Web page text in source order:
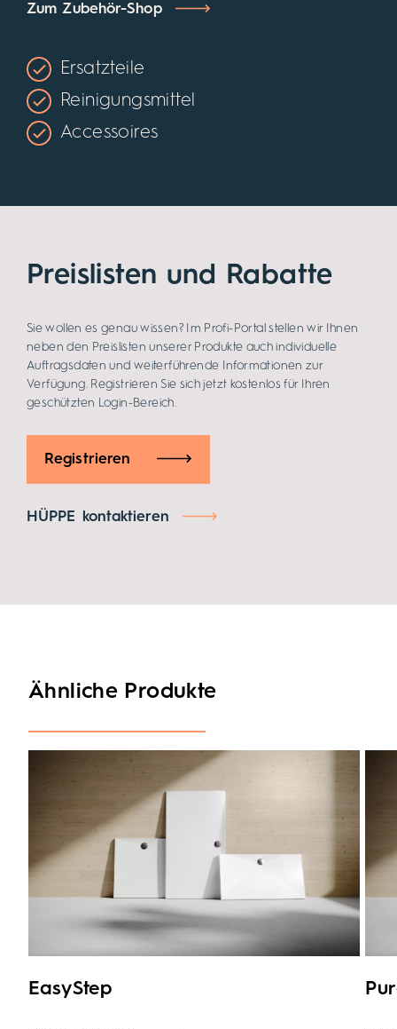
Zum Zubehör-Shop
Ersatzteile
Reinigungsmittel
Accessoires
Preislisten und Rabatte
Sie wollen es genau wissen? Im Profi-Portal stellen wir Ihnen
neben den Preislisten unserer Produkte auch individuelle
Auftragsdaten und weiterführende Informationen zur
Verfügung. Registrieren Sie sich jetzt kostenlos für Ihren
geschützten Login-Bereich.
Registrieren
HÜPPE kontaktieren
Ähnliche Produkte
EasyStep